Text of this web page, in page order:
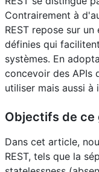
Contrairement à
REST repose sur
définies qui
systèmes. En
concevoir des APIs
utiliser mais aussi à
Objectifs de ce
Dans cet article,
REST, tels que la